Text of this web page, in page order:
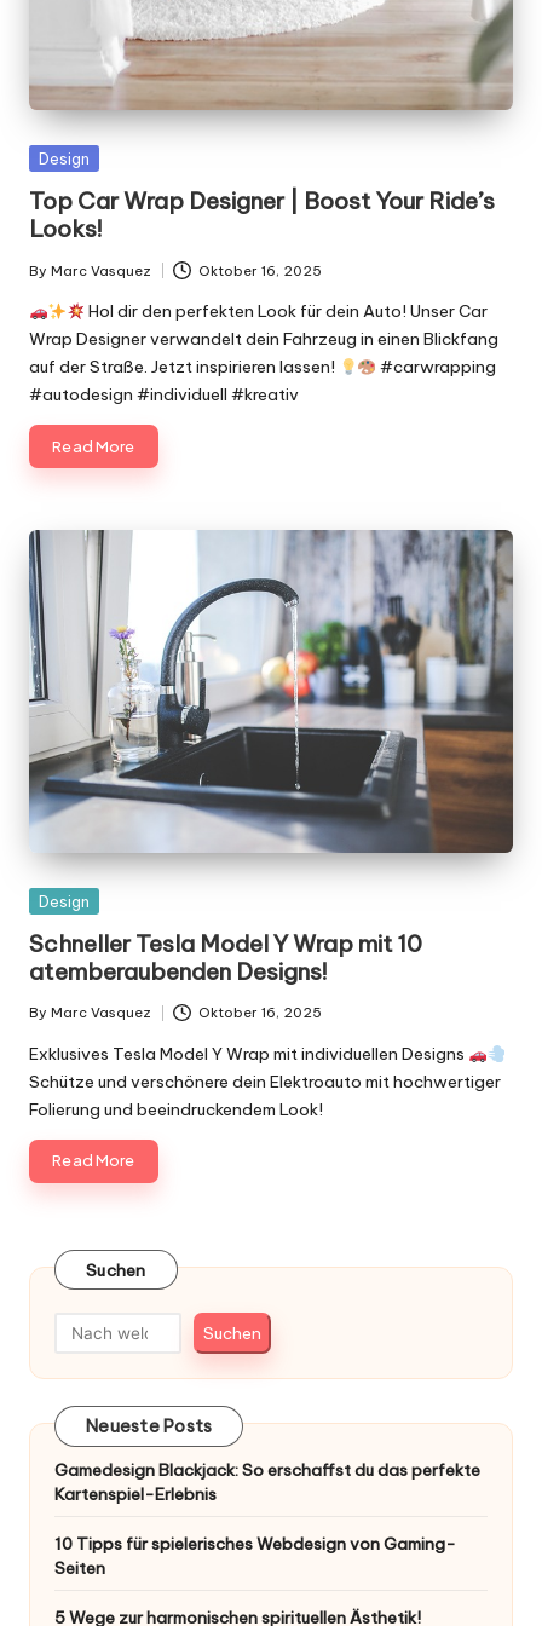
Posted
Design
Top Car Wrap Designer | Boost Your Ride’s
Looks!
Posted
by
By Marc Vasquez Oktober 16, 2025
Hol dir den perfekten Look für dein Auto! Unser Car
Wrap Designer verwandelt dein Fahrzeug in einen Blickfang
auf der Straße. Jetzt inspirieren lassen!
#carwrapping
#autodesign #individuell #kreativ
Read More
Posted
Design
Schneller Tesla Model Y Wrap mit 10
atemberaubenden Designs!
Posted
by
By Marc Vasquez Oktober 16, 2025
Exklusives Tesla Model Y Wrap mit individuellen Designs
Schütze und verschönere dein Elektroauto mit hochwertiger
Folierung und beeindruckendem Look!
Read More
Suchen
Suchen
Neueste Posts
Gamedesign Blackjack: So erschaffst du das perfekte
Kartenspiel-Erlebnis
10 Tipps für spielerisches Webdesign von Gaming-
Seiten
5 Wege zur harmonischen spirituellen Ästhetik!